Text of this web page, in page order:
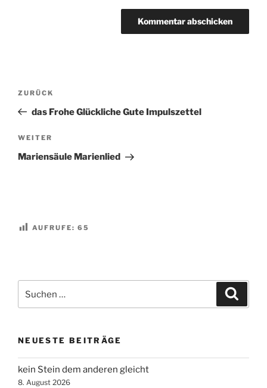
Beitragsnavigation
Vorheriger
Beitrag
ZURÜCK
das Frohe Glückliche Gute Impulszettel
Nächster
Beitrag
WEITER
Mariensäule Marienlied
AUFRUFE: 65
nach:
NEUESTE BEITRÄGE
kein Stein dem anderen gleicht
8. August 2026